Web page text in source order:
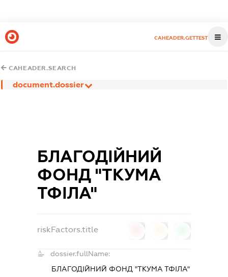
CAHEADER.GETTEST
CAHEADER.SEARCH
document.dossier
БЛАГОДІЙНИЙ
ФОНД "ТКУМА
ТФІЛА"
riskFactors.title
dossier.fullName:
БЛАГОДІЙНИЙ ФОНД "ТКУМА ТФІЛА"